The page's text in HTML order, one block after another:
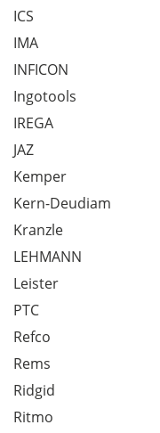
ICS
IMA
INFICON
Ingotools
IREGA
JAZ
Kemper
Kern-Deudiam
Kranzle
LEHMANN
Leister
PTC
Refco
Rems
Ridgid
Ritmo